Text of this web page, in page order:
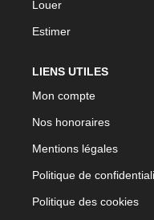
Louer
Estimer
LIENS UTILES
Mon compte
Nos honoraires
Mentions légales
Politique de
Politique des cookies